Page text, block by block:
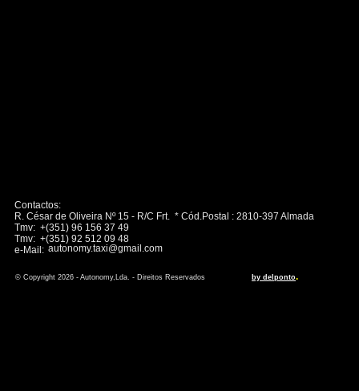
Contactos:
R. César de Oliveira Nº 15 - R/C Frt. * Cód.Postal : 2810-397 Almada
Tmv: +(351) 96 156 37 49
Tmv: +(351) 92 512 09 48
e-Mail:
© Copyright 2026 - Autonomy,Lda. - Direitos Reservados by delponto.
autonomy.taxi@gmail.com